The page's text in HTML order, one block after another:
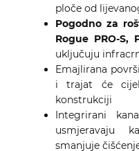
ploče od
Pogodno za
Rogue PRO-S,
uključuju
Emajlirana
i trajat će
konstrukciji
Integrirani
usmjeravaju
smanjuje